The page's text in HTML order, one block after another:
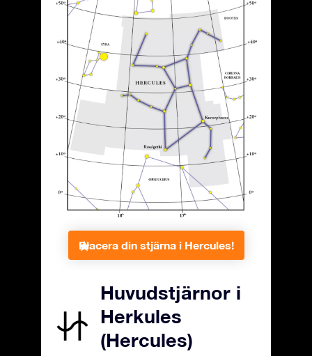
Placera din stjärna i Hercules!
Huvudstjärnor i
Herkules
(Hercules)